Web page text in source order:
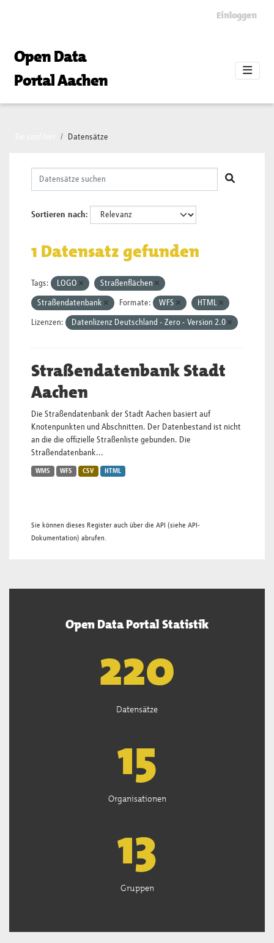
Einloggen
Open Data
Portal Aachen
Datensätze
Sortieren nach
1 Datensatz gefunden
Tags: LOGO Straßenflächen
Straßendatenbank Formate: WFS HTML
Lizenzen: Datenlizenz Deutschland - Zero - Version 2.0
Straßendatenbank Stadt
Aachen
Die Straßendatenbank der Stadt Aachen basiert auf
Knotenpunkten und Abschnitten. Der Datenbestand ist nicht
an die die offizielle Straßenliste gebunden. Die
Straßendatenbank...
WMS WFS CSV HTML
Sie können dieses Register auch über die API (siehe API-
Dokumentation) abrufen.
Open Data Portal Statistik
222
Datensätze
15
Organisationen
13
Gruppen